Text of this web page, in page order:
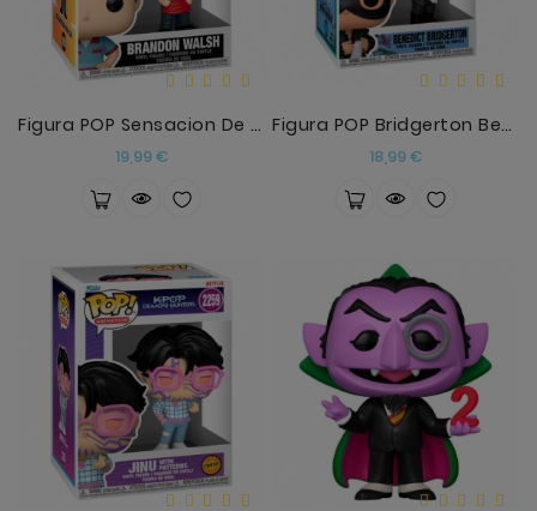
Figura POP Sensacion De Vivir Brandon Walsh
19,99 €Precio
Figura POP Bridgerton Benedict Bridgerton
18,99 €Precio